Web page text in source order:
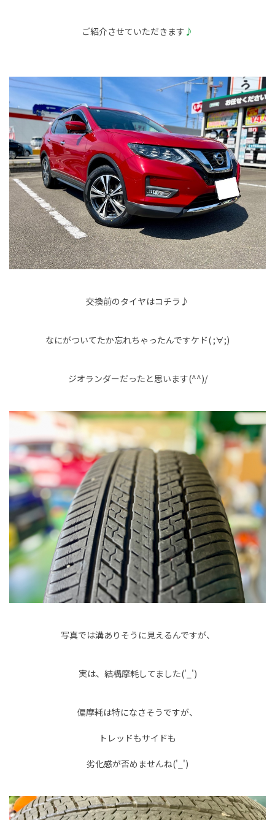
ご紹介させていただきます ♪
交換前のタイヤはコチラ♪
なにがついてたか忘れちゃったんですケド( ;∀;)
ジオランダーだったと思います(^^)/
写真では溝ありそうに見えるんですが、
実は、結構摩耗してました('_')
偏摩耗は特になさそうですが、
トレッドもサイドも
劣化感が否めませんね('_')